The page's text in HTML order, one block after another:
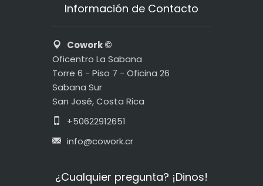
Información de Contacto
Cowork ©
Oficentro La Sabana
Torre 6 - Piso 7 - Oficina 26
Sabana Sur
San José, Costa Rica
+50622912651
info@cowork.cr
¿Cualquier pregunta? ¡Dinos!